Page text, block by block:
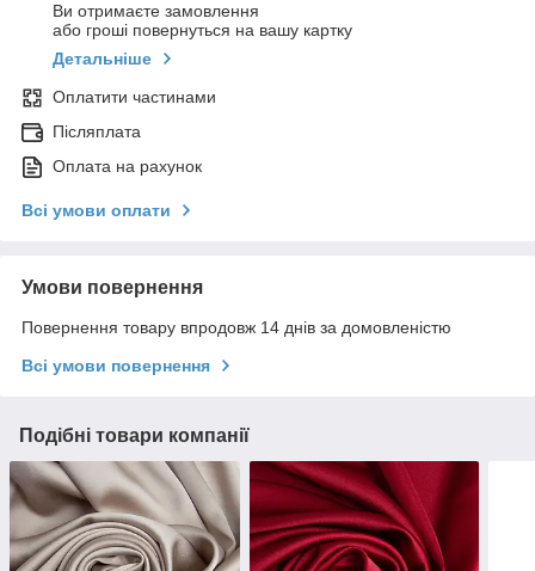
Ви отримаєте замовлення
або гроші повернуться на вашу картку
Детальніше
Оплатити частинами
Післяплата
Оплата на рахунок
Всі умови оплати
Умови повернення
Повернення товару впродовж 14 днів за домовленістю
Всі умови повернення
Подібні товари компанії